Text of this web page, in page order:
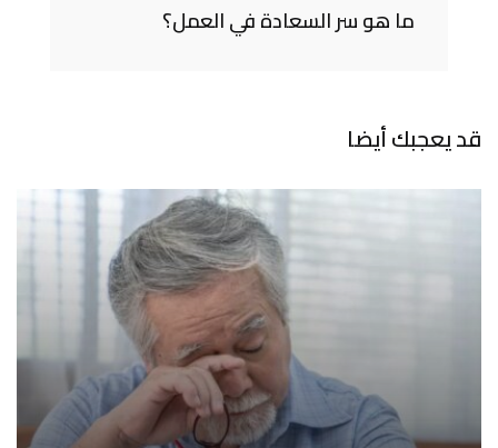
ما هو سر السعادة في العمل؟
قد يعجبك أيضا